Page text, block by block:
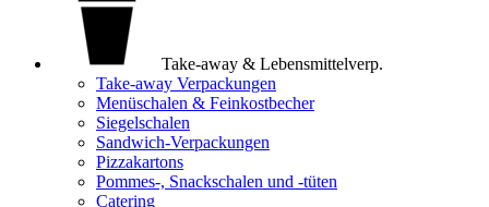
Take-away & Lebensmittelverp.
Take-away Verpackungen
Menüschalen & Feinkostbecher
Siegelschalen
Sandwich-Verpackungen
Pizzakartons
Pommes-, Snackschalen und -tüten
Catering